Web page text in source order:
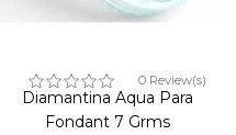
0 Review(s)
Diamantina Aqua Para
Fondant 7 Grms